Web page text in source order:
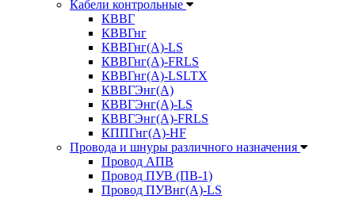
Кабели контрольные
КВВГ
КВВГнг
КВВГнг(А)-LS
КВВГнг(А)-FRLS
КВВГнг(А)-LSLTX
КВВГЭнг(А)
КВВГЭнг(А)-LS
КВВГЭнг(А)-FRLS
КППГнг(А)-HF
Провода и шнуры различного назначения
Провод АПВ
Провод ПУВ (ПВ-1)
Провод ПУВнг(А)-LS